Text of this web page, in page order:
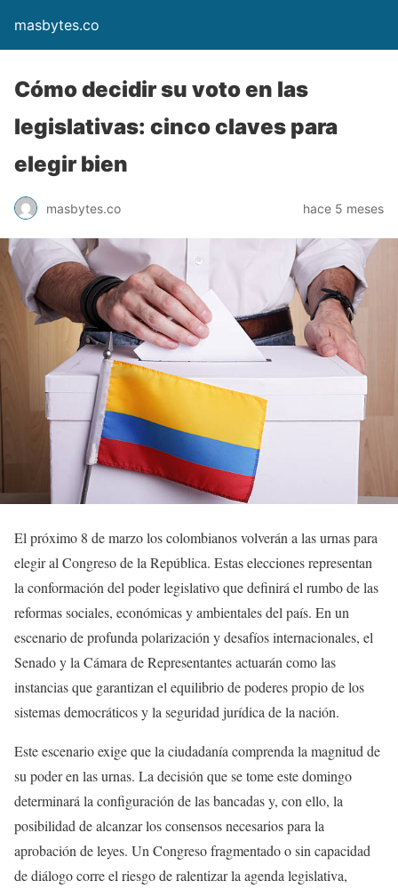
masbytes.co
Cómo decidir su voto en las
legislativas: cinco claves para
elegir bien
masbytes.co hace 5 meses
El próximo 8 de marzo los colombianos volverán a las urnas para
elegir al Congreso de la República. Estas elecciones representan
la conformación del poder legislativo que definirá el rumbo de las
reformas sociales, económicas y ambientales del país. En un
escenario de profunda polarización y desafíos internacionales, el
Senado y la Cámara de Representantes actuarán como las
instancias que garantizan el equilibrio de poderes propio de los
sistemas democráticos y la seguridad jurídica de la nación.
Este escenario exige que la ciudadanía comprenda la magnitud de
su poder en las urnas. La decisión que se tome este domingo
determinará la configuración de las bancadas y, con ello, la
posibilidad de alcanzar los consensos necesarios para la
aprobación de leyes. Un Congreso fragmentado o sin capacidad
de diálogo corre el riesgo de ralentizar la agenda legislativa,